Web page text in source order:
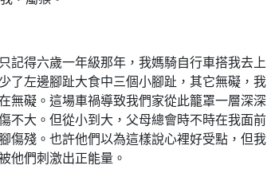
記得六歲一年級那年，我媽騎自行車搭我去上
了左邊腳趾大食中三個小腳趾，其它無礙，我
無礙。這場車禍導致我們家從此籠罩一層深深
不大。但從小到大，父母總會時不時在我面前
傷殘。也許他們以為這樣說心裡好受點，但我
他們刺激出正能量。